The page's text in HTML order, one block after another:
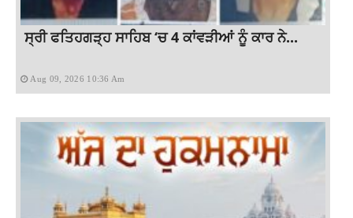
ਸ੍ਰੀ ਫਤਿਹਗੜ੍ਹ ਸਾਹਿਬ ‘ਚ 4 ਕਾਂਵੜੀਆਂ ਨੂੰ ਕਾਰ ਨੇ...
Aug 09, 2026 10:36 Am